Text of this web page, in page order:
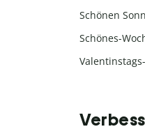
Schönen
Schönes-